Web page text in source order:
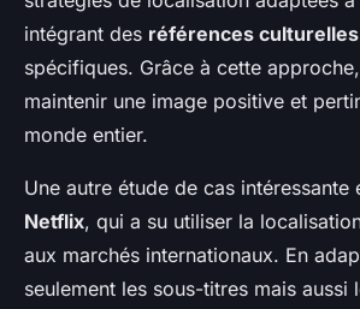
intégrant des références culturelles
spécifiques. Grâce à cette
maintenir une image positive et
monde entier.
Une autre étude de cas intéressante
Netflix, qui a su utiliser la
aux marchés internationaux. En
seulement les sous-titres mais aussi